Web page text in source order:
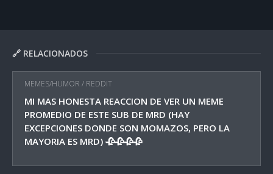
🔗 RELACIONADOS
MEMES/HUMOR / REDDIT
MI MAS HONESTA REACCION DE VER UN MEME
PROMEDIO DE ESTE SUB DE MRD (HAY
EXCEPCIONES DONDE SON MOMAZOS, PERO LA
MAYORIA ES MRD) 🥀🥀🥀🥀